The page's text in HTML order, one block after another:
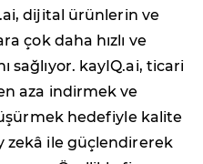
dijital ürünlerin ve
çok daha hızlı ve
sağlıyor. kayIQ.ai, ticari
aza indirmek ve
hedefiyle kalite
zekâ ile güçlendirerek